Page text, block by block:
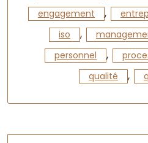
engagement ,
iso ,
personnel ,
qualité ,